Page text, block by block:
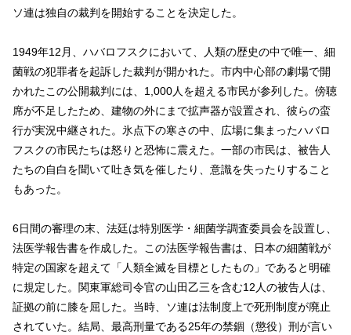
ソ連は独自の裁判を開始することを決定した。
1949年12月、ハバロフスクにおいて、人類の歴史の中で唯一、細
菌戦の犯罪者を起訴した裁判が開かれた。市内中心部の劇場で開
かれたこの公開裁判には、1,000人を超える市民が参列した。傍聴
席が不足したため、建物の外にまで拡声器が設置され、彼らの蛮
行が実況中継された。氷点下の寒さの中、広場に集まったハバロ
フスクの市民たちは怒りと恐怖に震えた。一部の市民は、被告人
たちの自白を聞いて吐き気を催したり、意識を失ったりすること
もあった。
6日間の審理の末、法廷は特別医学・細菌学調査委員会を設置し、
法医学報告書を作成した。この法医学報告書は、日本の細菌戦が
特定の国家を超えて「人類全滅を目標としたもの」であると明確
に規定した。関東軍総司令官の山田乙三を含む12人の被告人は、
証拠の前に膝を屈した。当時、ソ連は法制度上で死刑制度が廃止
されていた。結局、最高刑量である25年の禁錮（懲役）刑が言い